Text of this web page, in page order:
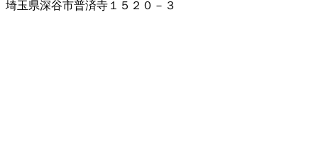
埼玉県深谷市普済寺１５２０－３